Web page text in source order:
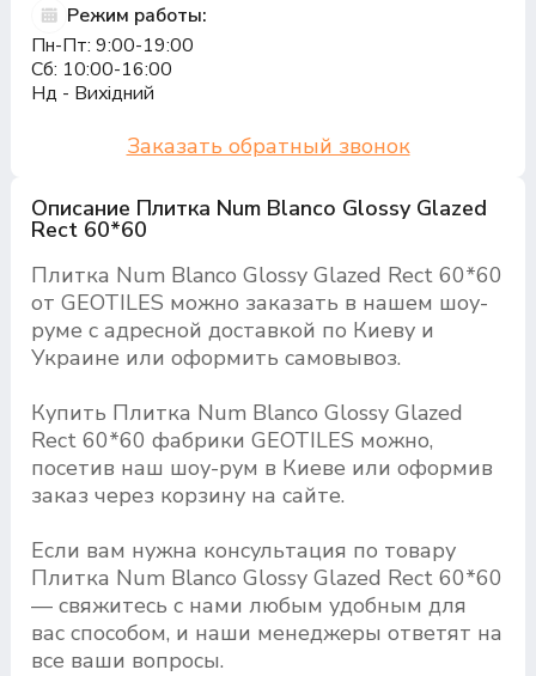
Описание Плитка Num Blanco Glossy Glazed
Rect 60*60
Плитка Num Blanco Glossy Glazed Rect 60*60
от GEOTILES можно заказать в нашем шоу-
руме с адресной доставкой по Киеву и
Украине или оформить самовывоз.
Купить Плитка Num Blanco Glossy Glazed
Rect 60*60 фабрики GEOTILES можно,
посетив наш шоу-рум в Киеве или оформив
заказ через корзину на сайте.
Если вам нужна консультация по товару
Плитка Num Blanco Glossy Glazed Rect 60*60
— свяжитесь с нами любым удобным для
вас способом, и наши менеджеры ответят на
все ваши вопросы.
Режим работы:
Пн-Пт: 9:00-19:00
Сб: 10:00-16:00
Нд - Вихідний
Заказать обратный звонок